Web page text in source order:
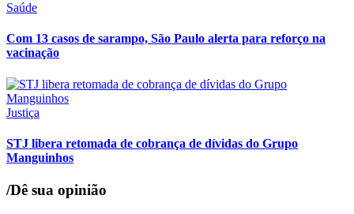
Saúde
Com 13 casos de sarampo, São Paulo alerta para reforço na
vacinação
Justiça
STJ libera retomada de cobrança de dívidas do Grupo
Manguinhos
/Dê sua opinião